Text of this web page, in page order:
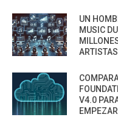
UN
MUSIC
V4.0